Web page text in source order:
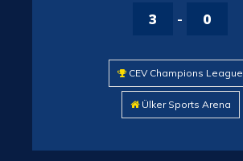
3 - 0
CEV Champions League
Ülker Sports Arena